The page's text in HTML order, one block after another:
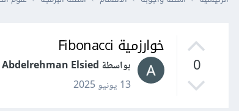
0
خوارزمية Fibonacci
بواسطة Abdelrehman Elsied
13 يونيو 2025